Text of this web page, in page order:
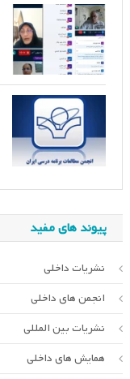
پیوند های مفید
نشریات داخلی
انجمن های داخلی
نشریات بین المللی
همایش های داخلی